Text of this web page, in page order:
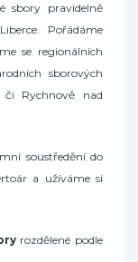
sbory pravidelně
Pořádáme
se regionálních
sborových
či Rychnově nad
soustředění do
a užíváme si
rozdělené podle